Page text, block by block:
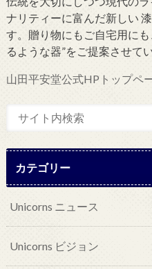
ナリティーに富んだ新しい
す。贈り物にもご自宅用に
るような器”をご提案させて
山田平安堂公式HPトップペ
カテゴリー
Unicorns ニュース
Unicorns ビジョン